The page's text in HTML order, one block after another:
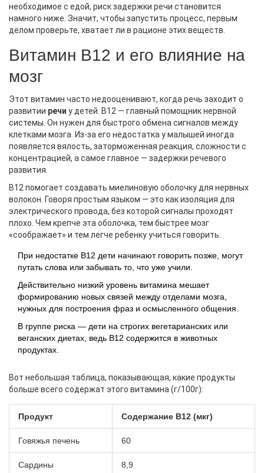
необходимое с едой, риск задержки речи становится
намного ниже. Значит, чтобы запустить процесс, первым
делом проверьте, хватает ли в рационе этих веществ.
Витамин B12 и его влияние на
мозг
Этот витамин часто недооценивают, когда речь заходит о
развитии речи у детей. B12 — главный помощник нервной
системы. Он нужен для быстрого обмена сигналов между
клетками мозга. Из-за его недостатка у малышей иногда
появляется вялость, заторможенная реакция, сложности с
концентрацией, а самое главное — задержки речевого
развития.
B12 помогает создавать миелиновую оболочку для нервных
волокон. Говоря простым языком — это как изоляция для
электрического провода, без которой сигналы проходят
плохо. Чем крепче эта оболочка, тем быстрее мозг
«соображает» и тем легче ребенку учиться говорить.
При недостатке B12 дети начинают говорить позже, могут
путать слова или забывать то, что уже учили.
Действительно низкий уровень витамина мешает
формированию новых связей между отделами мозга,
нужных для построения фраз и осмысленного общения.
В группе риска — дети на строгих вегетарианских или
веганских диетах, ведь B12 содержится в животных
продуктах.
Вот небольшая таблица, показывающая, какие продукты
больше всего содержат этого витамина (г/100г):
Продукт Содержание B12 (мкг)
Говяжья печень 60
Сардины 8,9